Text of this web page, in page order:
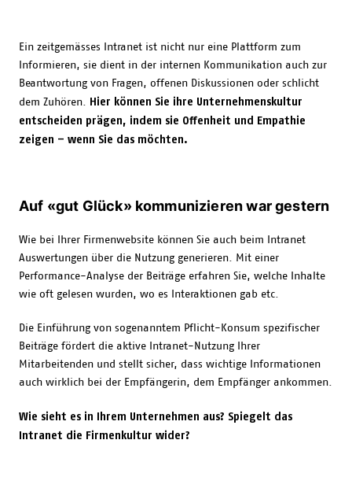
Ein zeitgemässes Intranet ist nicht nur eine Plattform zum
Informieren, sie dient in der internen Kommunikation auch zur
Beantwortung von Fragen, offenen Diskussionen oder schlicht
dem Zuhören. Hier können Sie ihre Unternehmenskultur
entscheiden prägen, indem sie Offenheit und Empathie
zeigen – wenn Sie das möchten.
Auf «gut Glück» kommunizieren war gestern
Wie bei Ihrer Firmenwebsite können Sie auch beim Intranet
Auswertungen über die Nutzung generieren. Mit einer
Performance-Analyse der Beiträge erfahren Sie, welche Inhalte
wie oft gelesen wurden, wo es Interaktionen gab etc.
Die Einführung von sogenanntem Pflicht-Konsum spezifischer
Beiträge fördert die aktive Intranet-Nutzung Ihrer
Mitarbeitenden und stellt sicher, dass wichtige Informationen
auch wirklich bei der Empfängerin, dem Empfänger ankommen.
Wie sieht es in Ihrem Unternehmen aus? Spiegelt das
Intranet die Firmenkultur wider?